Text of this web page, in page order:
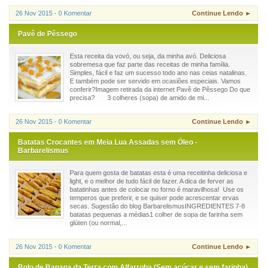
26 Nov 2015 - 0 Komentar Continue Lendo ►
Pavê de Pêssego
Esta receita da vovó, ou seja, da minha avó. Deliciosa
sobremesa que faz parte das receitas de minha família.
Simples, fácil e faz um sucesso todo ano nas ceias natalinas.
E também pode ser servido em ocasiões especiais. Vamos
conferir?Imagem retirada da internet Pavê de Pêssego Do que
precisa? 3 colheres (sopa) de amido de mi...
26 Nov 2015 - 0 Komentar Continue Lendo ►
Batatas Crocantes em Meia Lua Assadas sem Óleo -
Barbarelismus
Para quem gosta de batatas esta é uma receitinha deliciosa e
light, e o melhor de tudo fácil de fazer. A dica de ferver as
batatinhas antes de colocar no forno é maravilhosa! Use os
temperos que preferir, e se quiser pode acrescentar ervas
secas. Sugestão do blog BarbarelismusINGREDIENTES 7-8
batatas pequenas a médias1 colher de sopa de farinha sem
glúten (ou normal,...
26 Nov 2015 - 0 Komentar Continue Lendo ►